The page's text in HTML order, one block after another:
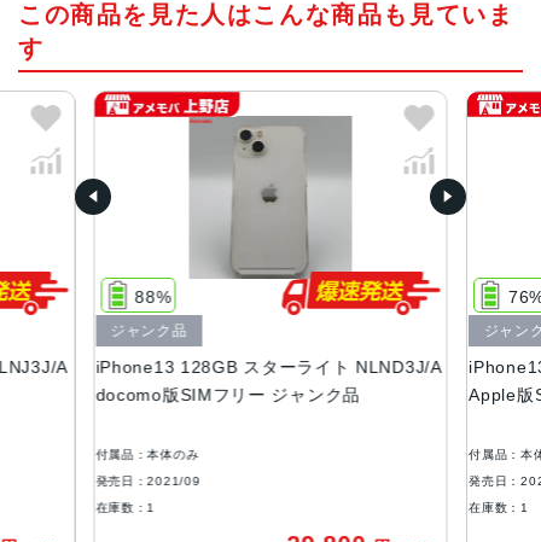
A15 Bionicチップ2つの高性能コアと4つの高効率コアを搭
載した新しい6コアCPU新しい4コアGPU新しい16コアNeu
ral Engine
カラー
(PRODUCT)RED 、スターライト、ミッドナイト、ブル
ー、ピンク、グリーン
128GB、256GB、512GB
サイズ・重さ
146.7×71.5×7.65mm ・173g
液晶
EC規格60529にもとづくIP68等級（最大水深6メートルで
最大30分間）
この商品を見た人はこんな商品も見ていま
す
A
iPhone13 128GB スターライト NLND3J/A
docomo版SIMフリー ジャンク品
88%
ジャンク品
付属品：本体のみ
発売日：2021/09
在庫数：1
Apple版
ジャン
付属品：本
発売日：
在庫数：1